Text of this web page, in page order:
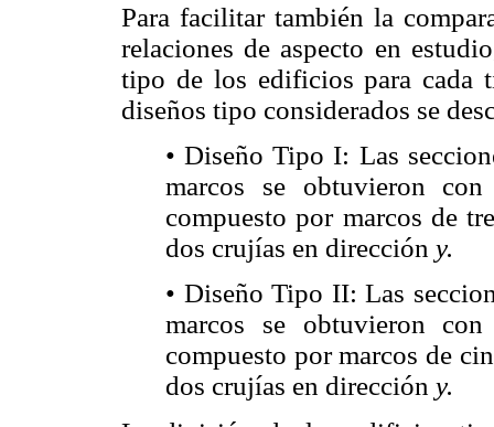
Para facilitar también la
relaciones de aspecto en
tipo de los edificios para
diseños tipo considerados se
• Diseño Tipo I: Las
marcos se obtuvieron
compuesto por marcos de
dos crujías en dirección y.
• Diseño Tipo II: Las
marcos se obtuvieron
compuesto por marcos de
dos crujías en dirección y.